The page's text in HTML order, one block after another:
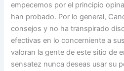
empecemos por el principio
han probado. Por lo general,
consejos y no ha transpirado
efectivas en lo concerniente a
valoran la gente de este sitio de
sensatez nunca deseas usar su